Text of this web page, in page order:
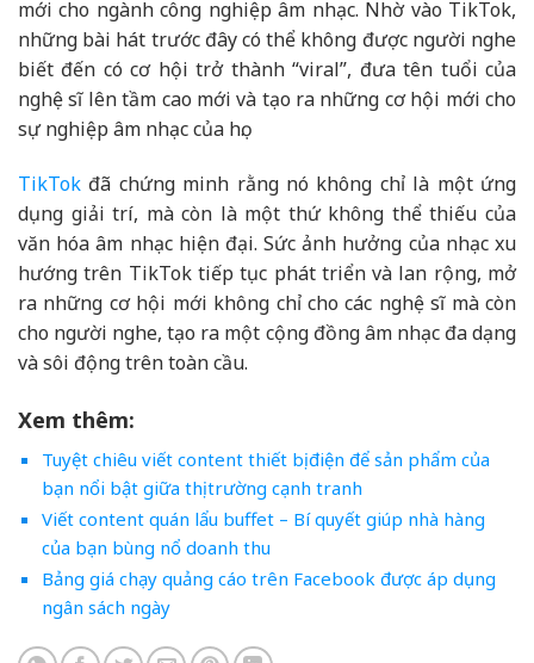
mới cho ngành công nghiệp âm nhạc. Nhờ vào TikTok,
những bài hát trước đây có thể không được người nghe
biết đến có cơ hội trở thành “viral”, đưa tên tuổi của
nghệ sĩ lên tầm cao mới và tạo ra những cơ hội mới cho
sự nghiệp âm nhạc của họ.
TikTok đã chứng minh rằng nó không chỉ là một ứng
dụng giải trí, mà còn là một thứ không thể thiếu của
văn hóa âm nhạc hiện đại. Sức ảnh hưởng của nhạc xu
hướng trên TikTok tiếp tục phát triển và lan rộng, mở
ra những cơ hội mới không chỉ cho các nghệ sĩ mà còn
cho người nghe, tạo ra một cộng đồng âm nhạc đa dạng
và sôi động trên toàn cầu.
Xem thêm:
Tuyệt chiêu viết content thiết bị điện để sản phẩm của
bạn nổi bật giữa thị trường cạnh tranh
Viết content quán lẩu buffet – Bí quyết giúp nhà hàng
của bạn bùng nổ doanh thu
Bảng giá chạy quảng cáo trên Facebook được áp dụng
ngân sách ngày